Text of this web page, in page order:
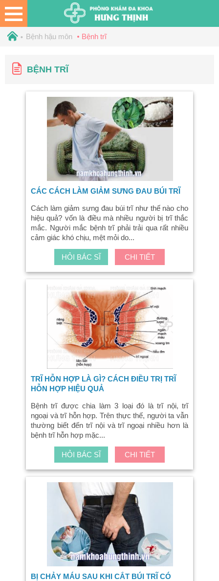
Bệnh hậu môn Bệnh trĩ
BỆNH TRĨ
CÁC CÁCH LÀM GIẢM SƯNG ĐAU BÚI TRĨ
Cách làm giảm sưng đau búi trĩ như thế nào cho
hiệu quả? vốn là điều mà nhiều người bị trĩ thắc
mắc. Người mắc bệnh trĩ phải trải qua rất nhiều
cảm giác khó chịu, mệt mỏi do...
HỎI BÁC SĨ CHI TIẾT
TRĨ HỖN HỢP LÀ GÌ? CÁCH ĐIỀU TRỊ TRĨ
HỖN HỢP HIỆU QUẢ
Bệnh trĩ được chia làm 3 loại đó là trĩ nội, trĩ
ngoại và trĩ hỗn hợp. Trên thực thế, người ta vẫn
thường biết đến trĩ nội và trĩ ngoại nhiều hơn là
bệnh trĩ hỗn hợp mặc...
HỎI BÁC SĨ CHI TIẾT
BỊ CHẢY MÁU SAU KHI CẮT BÚI TRĨ CÓ